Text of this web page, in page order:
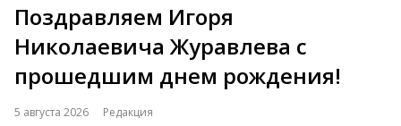
Поздравляем Игоря
Николаевича Журавлева с
прошедшим днем рождения!
5 августа 2026 Редакция